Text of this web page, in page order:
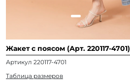
Жакет с поясом (Арт. 220117-4701)
Артикул 220117-4701
Таблица размеров